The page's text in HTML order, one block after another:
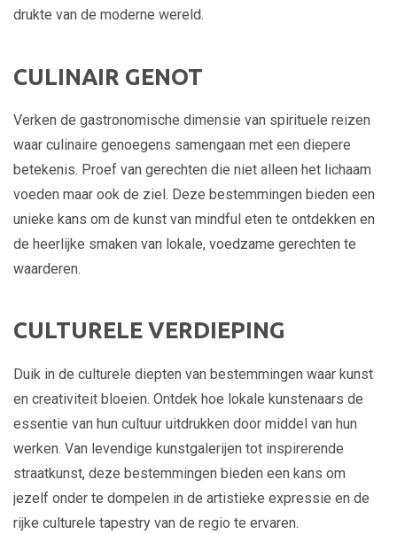
drukte van de moderne wereld.
CULINAIR GENOT
Verken de gastronomische dimensie van spirituele reizen
waar culinaire genoegens samengaan met een diepere
betekenis. Proef van gerechten die niet alleen het lichaam
voeden maar ook de ziel. Deze bestemmingen bieden een
unieke kans om de kunst van mindful eten te ontdekken en
de heerlijke smaken van lokale, voedzame gerechten te
waarderen.
CULTURELE VERDIEPING
Duik in de culturele diepten van bestemmingen waar kunst
en creativiteit bloeien. Ontdek hoe lokale kunstenaars de
essentie van hun cultuur uitdrukken door middel van hun
werken. Van levendige kunstgalerijen tot inspirerende
straatkunst, deze bestemmingen bieden een kans om
jezelf onder te dompelen in de artistieke expressie en de
rijke culturele tapestry van de regio te ervaren.